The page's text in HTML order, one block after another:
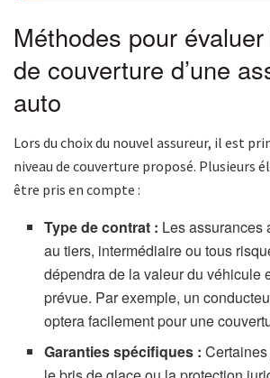
Méthodes pour
de couverture d’une
auto
Lors du choix du nouvel assureur, il est
niveau de couverture proposé. Plusieurs
être pris en compte :
Type de contrat : Les assurances
au tiers, intermédiaire ou tous
dépendra de la valeur du véhicule
prévue. Par exemple, un
optera facilement pour une
Garanties spécifiques :